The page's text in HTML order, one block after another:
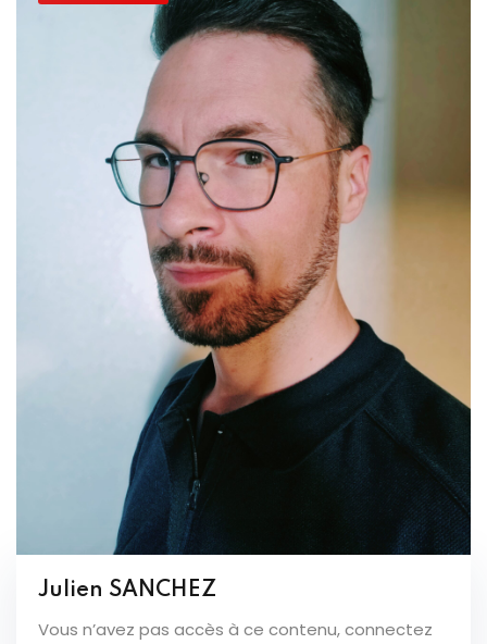
Julien SANCHEZ
Vous n’avez pas accès à ce contenu, connectez